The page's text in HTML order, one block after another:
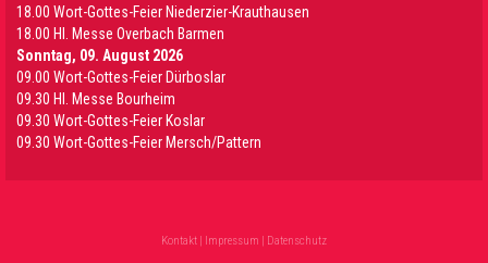
18.00 Wort-Gottes-Feier Niederzier-Krauthausen
18.00 Hl. Messe Overbach Barmen
Sonntag, 09. August 2026
09.00 Wort-Gottes-Feier Dürboslar
09.30 HI. Messe Bourheim
09.30 Wort-Gottes-Feier Koslar
09.30 Wort-Gottes-Feier Mersch/Pattern
Kontakt | Impressum | Datenschutz